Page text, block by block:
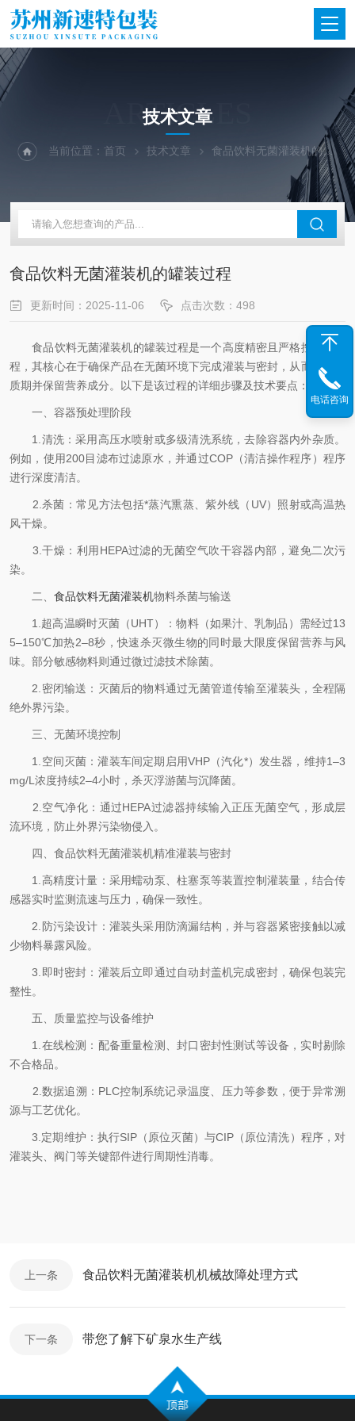
ARTICLES
技术文章
当前位置：首页 技术文章 食品饮料无菌灌装机的罐装过程
食品饮料无菌灌装机的罐装过程
更新时间：2025-11-06 点击次数：498
食品饮料无菌灌装机的罐装过程是一个高度精密且严格控菌的流
程，其核心在于确保产品在无菌环境下完成灌装与密封，从而延长保
质期并保留营养成分。以下是该过程的详细步骤及技术要点：
一、容器预处理阶段
1.清洗：采用高压水喷射或多级清洗系统，去除容器内外杂质。
例如，使用200目滤布过滤原水，并通过COP（清洁操作程序）程序
进行深度清洁。
2.杀菌：常见方法包括*蒸汽熏蒸、紫外线（UV）照射或高温热
风干燥。
3.干燥：利用HEPA过滤的无菌空气吹干容器内部，避免二次污
染。
二、 食品饮料无菌灌装机物料杀菌与输送
1.超高温瞬时灭菌（UHT）：物料（如果汁、乳制品）需经过13
5–150℃加热2–8秒，快速杀灭微生物的同时最大限度保留营养与风
味。部分敏感物料则通过微过滤技术除菌。
2.密闭输送：灭菌后的物料通过无菌管道传输至灌装头，全程隔
绝外界污染。
三、无菌环境控制
1.空间灭菌：灌装车间定期启用VHP（汽化*）发生器，维持1–3
mg/L浓度持续2–4小时，杀灭浮游菌与沉降菌。
2.空气净化：通过HEPA过滤器持续输入正压无菌空气，形成层
流环境，防止外界污染物侵入。
四、食品饮料无菌灌装机精准灌装与密封
1.高精度计量：采用蠕动泵、柱塞泵等装置控制灌装量，结合传
感器实时监测流速与压力，确保一致性。
2.防污染设计：灌装头采用防滴漏结构，并与容器紧密接触以减
少物料暴露风险。
3.即时密封：灌装后立即通过自动封盖机完成密封，确保包装完
整性。
五、质量监控与设备维护
1.在线检测：配备重量检测、封口密封性测试等设备，实时剔除
不合格品。
2.数据追溯：PLC控制系统记录温度、压力等参数，便于异常溯
源与工艺优化。
3.定期维护：执行SIP（原位灭菌）与CIP（原位清洗）程序，对
灌装头、阀门等关键部件进行周期性消毒。
上一条 食品饮料无菌灌装机机械故障处理方式
下一条 带您了解下矿泉水生产线
电话咨询